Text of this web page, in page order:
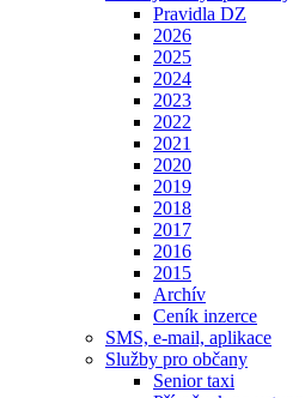
Pravidla DZ
2026
2025
2024
2023
2022
2021
2020
2019
2018
2017
2016
2015
Archív
Ceník inzerce
SMS, e-mail, aplikace
Služby pro občany
Senior taxi